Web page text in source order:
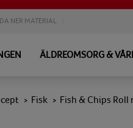
NER MATERIAL
ÄLDREOMSORG &
> Fisk > Fish & Chips